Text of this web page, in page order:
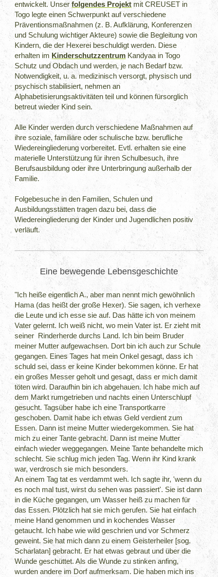
entwickelt. Unser folgendes Projekt mit CREUSET in
Togo legte einen Schwerpunkt auf verschiedene
Präventionsmaßnahmen (z. B. Aufklärung, Konferenzen
und Schulung wichtiger Akteure) sowie die Begleitung von
Kindern, die der Hexerei beschuldigt werden. Diese
erhalten im Kinderschutzzentrum Kandyaa in Togo
Schutz und Obdach und werden, je nach Bedarf bzw.
Notwendigkeit, u. a. medizinisch versorgt, physisch und
psychisch stabilisiert, nehmen an
Alphabetisierungsaktivitäten teil und können fürsorglich
betreut wieder Kind sein.
Alle Kinder werden durch verschiedene Maßnahmen auf
ihre soziale, familiäre oder schulische bzw. berufliche
Wiedereingliederung vorbereitet. Evtl. erhalten sie eine
materielle Unterstützung für ihren Schulbesuch, ihre
Berufsausbildung oder ihre Unterbringung außerhalb der
Familie.
Folgebesuche in den Familien, Schulen und
Ausbildungsstätten tragen dazu bei, dass die
Wiedereingliederung der Kinder und Jugendlichen positiv
verläuft.
Eine bewegende Lebensgeschichte
"Ich heiße eigentlich A., aber man nennt mich gewöhnlich
Hama (das heißt der große Hexer). Sie sagen, ich verhexe
die Leute und ich esse sie auf. Das hätte ich von meinem
Vater gelernt. Ich weiß nicht, wo mein Vater ist. Er zieht mit
seiner Rinderherde durchs Land. Ich bin beim Bruder
meiner Mutter aufgewachsen. Dort bin ich auch zur Schule
gegangen. Eines Tages hat mein Onkel gesagt, dass ich
schuld sei, dass er keine Kinder bekommen könne. Er hat
ein großes Messer geholt und gesagt, dass er mich damit
töten wird. Daraufhin bin ich abgehauen. Ich habe mich auf
dem Markt rumgetrieben und nachts einen Unterschlupf
gesucht. Tagsüber habe ich eine Transportkarre
geschoben. Damit habe ich etwas Geld verdient zum
Essen. Dann ist meine Mutter wiedergekommen. Sie hat
mich zu einer Tante gebracht. Dann ist meine Mutter
einfach wieder weggegangen. Meine Tante behandelte mich
schlecht. Sie schlug mich jeden Tag. Wenn ihr Kind krank
war, verdrosch sie mich besonders.
An einem Tag tat es verdammt weh. Ich sagte ihr, 'wenn du
es noch mal tust, wirst du sehen was passiert'. Sie ist dann
in die Küche gegangen, um Wasser heiß zu machen für
das Essen. Plötzlich hat sie mich gerufen. Sie hat einfach
meine Hand genommen und in kochendes Wasser
getaucht. Ich habe wie wild geschrien und vor Schmerz
geweint. Sie hat mich dann zu einem Geisterheiler [sog.
Scharlatan] gebracht. Er hat etwas gebraut und über die
Wunde geschüttet. Als die Wunde zu stinken anfing,
wurden andere im Dorf aufmerksam. Die haben mich ins